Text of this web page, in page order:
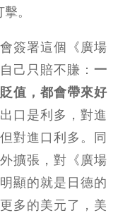
。
簽署這個《廣場
己只賠不賺： 一
值，都會帶來好
口是利多，對進
對進口利多。同
擴張，對《廣場
顯的就是日德的
多的美元了，美